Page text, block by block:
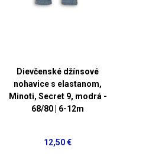
Dievčenské džínsové
nohavice s elastanom,
Minoti, Secret 9, modrá -
68/80 | 6-12m
12,50 €